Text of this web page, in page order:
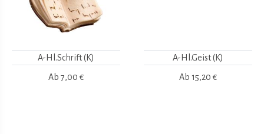
A-Hl.Schrift (K)
Ab 7,00 €
A-Hl.Geist (K)
Ab 15,20 €